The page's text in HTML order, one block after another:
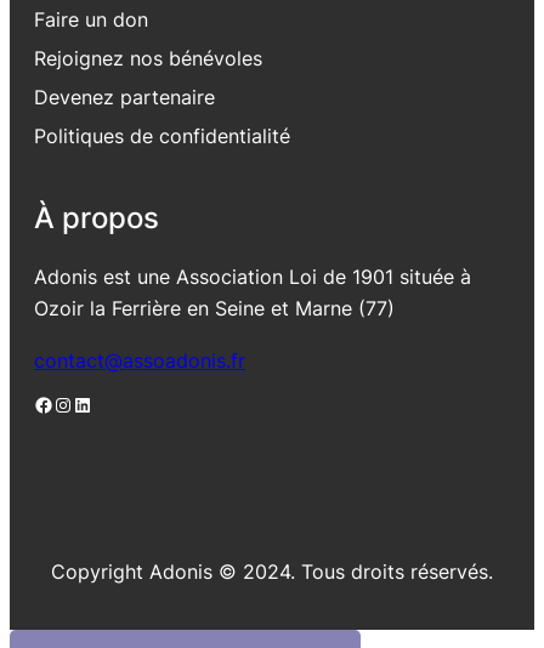
Faire un don
Rejoignez nos bénévoles
Devenez partenaire
Politiques de confidentialité
À propos
Adonis est une Association Loi de 1901 située à
Ozoir la Ferrière en Seine et Marne (77)
contact@assoadonis.fr
Facebook Instagram LinkedIn
Copyright Adonis © 2024. Tous droits réservés.